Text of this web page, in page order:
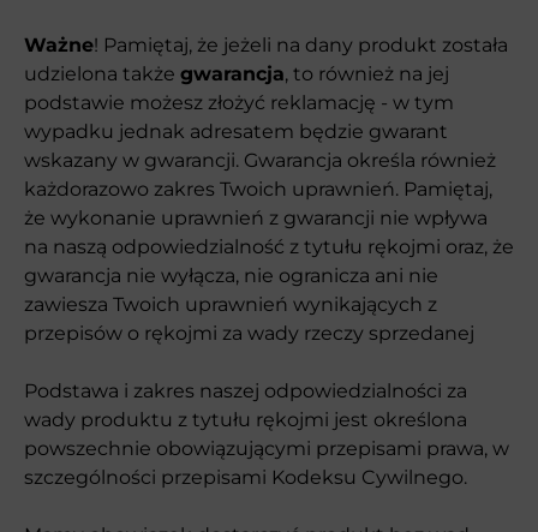
Ważne! Pamiętaj, że jeżeli na dany produkt została
udzielona także gwarancja, to również na jej
podstawie możesz złożyć reklamację - w tym
wypadku jednak adresatem będzie gwarant
wskazany w gwarancji. Gwarancja określa również
każdorazowo zakres Twoich uprawnień. Pamiętaj,
że wykonanie uprawnień z gwarancji nie wpływa
na naszą odpowiedzialność z tytułu rękojmi oraz, że
gwarancja nie wyłącza, nie ogranicza ani nie
zawiesza Twoich uprawnień wynikających z
przepisów o rękojmi za wady rzeczy sprzedanej
Podstawa i zakres naszej odpowiedzialności za
wady produktu z tytułu rękojmi jest określona
powszechnie obowiązującymi przepisami prawa, w
szczególności przepisami Kodeksu Cywilnego.